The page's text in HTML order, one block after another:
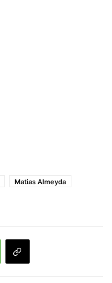
Matias Almeyda